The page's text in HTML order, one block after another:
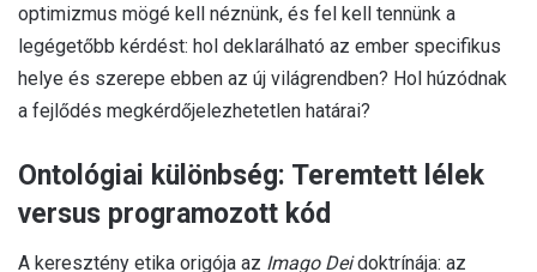
optimizmus mögé kell néznünk, és fel kell tennünk a
legégetőbb kérdést: hol deklarálható az ember specifikus
helye és szerepe ebben az új világrendben? Hol húzódnak
a fejlődés megkérdőjelezhetetlen határai?
Ontológiai különbség: Teremtett lélek
versus programozott kód
A keresztény etika origója az Imago Deidoktrínája: az